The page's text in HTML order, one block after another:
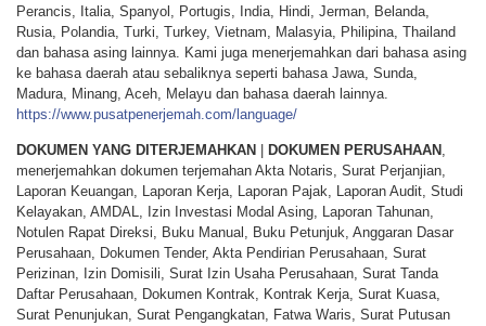
Perancis, Italia, Spanyol, Portugis, India, Hindi, Jerman, Belanda,
Rusia, Polandia, Turki, Turkey, Vietnam, Malasyia, Philipina, Thailand
dan bahasa asing lainnya. Kami juga menerjemahkan dari bahasa asing
ke bahasa daerah atau sebaliknya seperti bahasa Jawa, Sunda,
Madura, Minang, Aceh, Melayu dan bahasa daerah lainnya.
https://www.pusatpenerjemah.com/language/
DOKUMEN YANG DITERJEMAHKAN DOKUMEN PERUSAHAAN ,
menerjemahkan dokumen terjemahan Akta Notaris, Surat Perjanjian,
Laporan Keuangan, Laporan Kerja, Laporan Pajak, Laporan Audit, Studi
Kelayakan, AMDAL, Izin Investasi Modal Asing, Laporan Tahunan,
Notulen Rapat Direksi, Buku Manual, Buku Petunjuk, Anggaran Dasar
Perusahaan, Dokumen Tender, Akta Pendirian Perusahaan, Surat
Perizinan, Izin Domisili, Surat Izin Usaha Perusahaan, Surat Tanda
Daftar Perusahaan, Dokumen Kontrak, Kontrak Kerja, Surat Kuasa,
Surat Penunjukan, Surat Pengangkatan, Fatwa Waris, Surat Putusan